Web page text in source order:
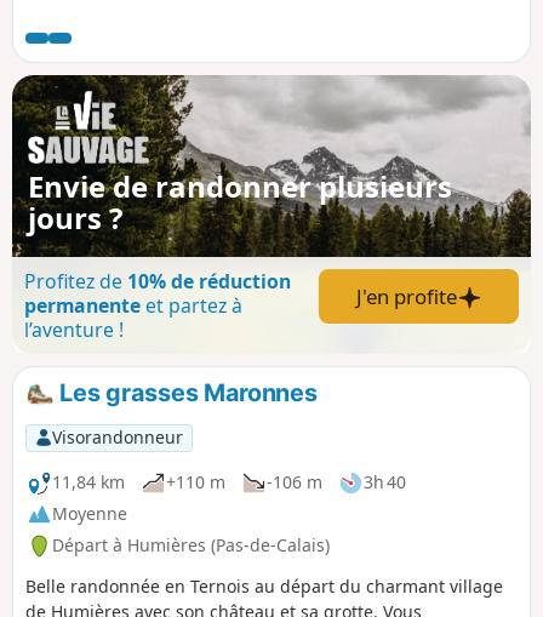
devenant très difficile en période humide dans le riez et le
ravin.
Envie de randonner plusieurs
jours ?
Profitez de 10% de réduction
permanenteet partez à
l’aventure !
J'en profite
Les grasses Maronnes
Visorandonneur
11,84 km
+110 m -106 m
3h 40
Moyenne
Départ à Humières (Pas-de-Calais)
Belle randonnée en Ternois au départ du charmant village
de Humières avec son château et sa grotte. Vous